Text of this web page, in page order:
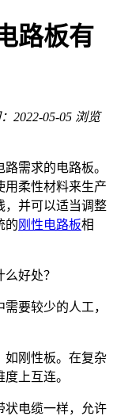
路板有
2022-05-05 浏览
需求的电路板。
用柔性材料来生产
，并可以适当调整
的刚性电路板相
要较少的人工，
如刚性板。在复杂
上互连。
状电缆一样，允许